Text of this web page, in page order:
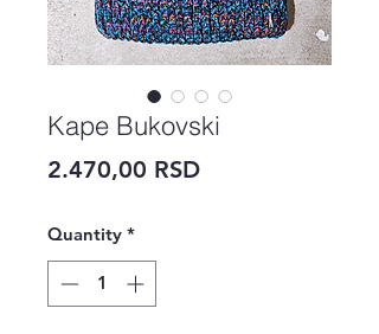
Kape Bukovski
2.470,00 RSDPrice
Quantity *